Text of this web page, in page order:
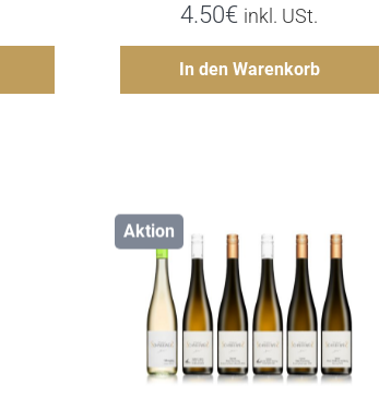
4.50€ inkl. USt.
In den Warenkorb
Aktion
Details